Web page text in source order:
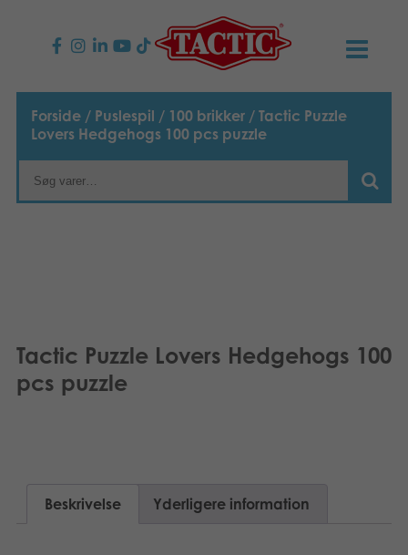
PRODUKTER
Børnespil
Legetøj
TACTIC
Media
English
Français
Forside / Puslespil / 100 brikker / Tactic Puzzle
Lovers Hedgehogs 100 pcs puzzle
Tactic Puzzle Lovers Hedgehogs 100
pcs puzzle
Beskrivelse Yderligere information